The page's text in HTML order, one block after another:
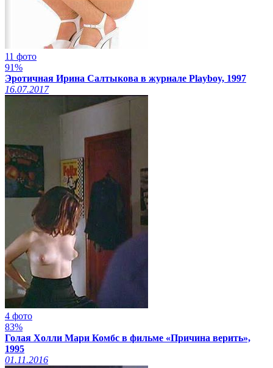
11 фото
91%
Эротичная Ирина Салтыкова в журнале Playboy, 1997
16.07.2017
4 фото
83%
Голая Холли Мари Комбс в фильме «Причина верить»,
1995
01.11.2016